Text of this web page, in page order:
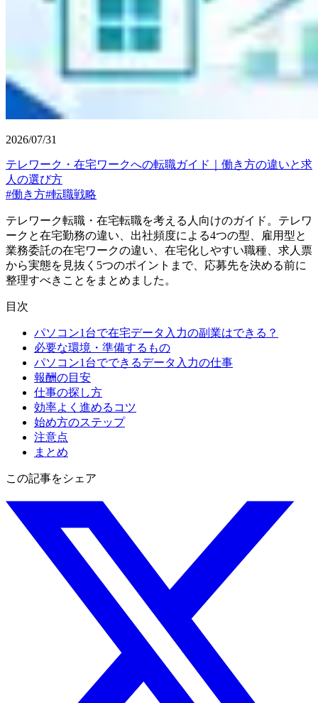
2026/07/31
テレワーク・在宅ワークへの転職ガイド｜働き方の違いと求
人の選び方
#働き方#転職戦略
テレワーク転職・在宅転職を考える人向けのガイド。テレワ
ークと在宅勤務の違い、出社頻度による4つの型、雇用型と
業務委託の在宅ワークの違い、在宅化しやすい職種、求人票
から実態を見抜く5つのポイントまで、応募先を決める前に
整理すべきことをまとめました。
目次
パソコン1台で在宅データ入力の副業はできる？
必要な環境・準備するもの
パソコン1台でできるデータ入力の仕事
報酬の目安
仕事の探し方
効率よく進めるコツ
始め方のステップ
注意点
まとめ
この記事をシェア